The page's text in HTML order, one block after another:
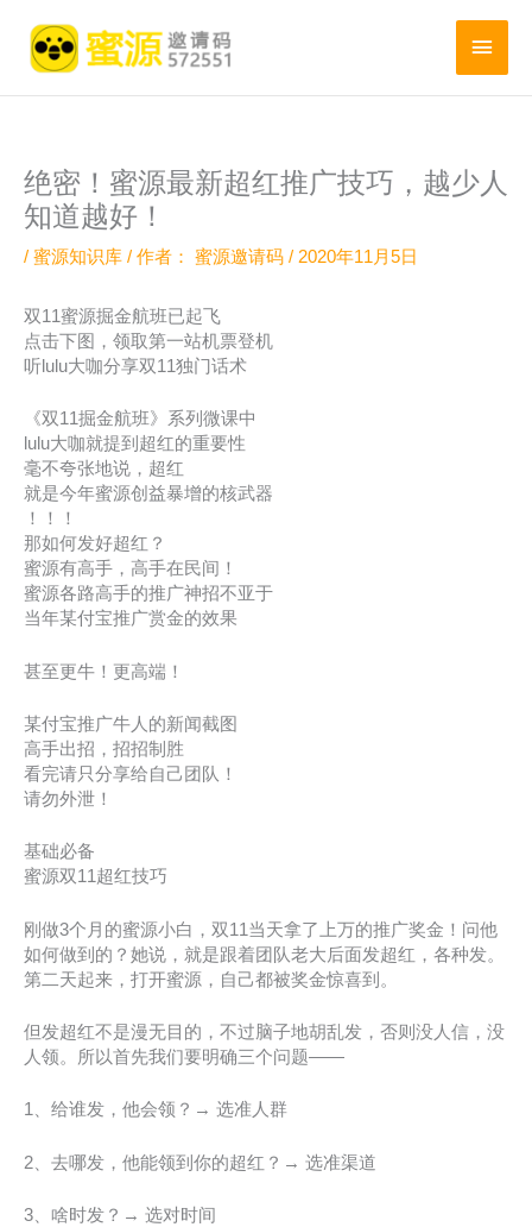
主
菜
绝密！蜜源最新超红推广技巧，越少人
知道越好！
/ 蜜源知识库 / 作者： 蜜源邀请码 / 2020年11月5日
双11蜜源掘金航班已起飞
点击下图，领取第一站机票登机
听lulu大咖分享双11独门话术
《双11掘金航班》系列微课中
lulu大咖就提到超红的重要性
毫不夸张地说，超红
就是今年蜜源创益暴增的核武器
！！！
那如何发好超红？
蜜源有高手，高手在民间！
蜜源各路高手的推广神招不亚于
当年某付宝推广赏金的效果
甚至更牛！更高端！
某付宝推广牛人的新闻截图
高手出招，招招制胜
看完请只分享给自己团队！
请勿外泄！
基础必备
蜜源双11超红技巧
刚做3个月的蜜源小白，双11当天拿了上万的推广奖金！问他
如何做到的？她说，就是跟着团队老大后面发超红，各种发。
第二天起来，打开蜜源，自己都被奖金惊喜到。
但发超红不是漫无目的，不过脑子地胡乱发，否则没人信，没
人领。所以首先我们要明确三个问题——
1、给谁发，他会领？→ 选准人群
2、去哪发，他能领到你的超红？→ 选准渠道
3、啥时发？→ 选对时间